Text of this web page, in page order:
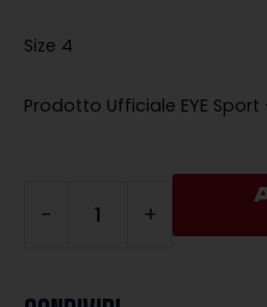
Size 4
Prodotto Ufficiale EYE
-
HYBRID
+